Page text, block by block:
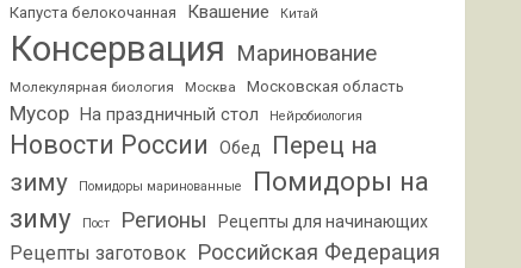
Капуста белокочанная Квашение Китай
Консервация Маринование
Молекулярная биология Москва Московская область
Мусор На праздничный стол Нейробиология
Новости России Обед
Перец на
зиму
Помидоры маринованные
Помидоры на
зиму
Пост Регионы Рецепты для начинающих
Рецепты заготовок Российская Федерация